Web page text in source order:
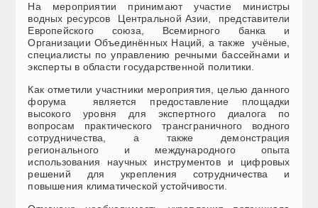
На мероприятии принимают участие министры
водных ресурсов Центральной Азии, представители
Европейского союза, Всемирного банка и
Организации Объединённых Наций, а также учёные,
специалисты по управлению речными бассейнами и
эксперты в области государственной политики.
Как отметили участники мероприятия, целью данного
форума является предоставление площадки
высокого уровня для экспертного диалога по
вопросам практического трансграничного водного
сотрудничества, а также демонстрация
регионального и международного опыта
использования научных инструментов и цифровых
решений для укрепления сотрудничества и
повышения климатической устойчивости.